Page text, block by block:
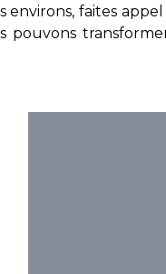
environs, faites